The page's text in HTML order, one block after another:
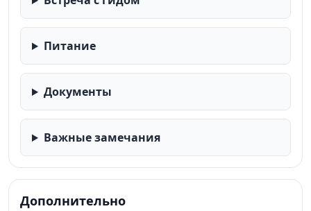
Питание
Документы
Важные замечания
Дополнительно